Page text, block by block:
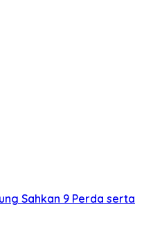
Sahkan 9 Perda serta